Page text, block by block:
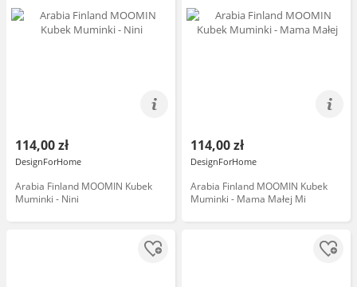
114,00 zł
DesignForHome
Arabia Finland MOOMIN Kubek
Muminki - Nini
114,00 zł
DesignForHome
Arabia Finland MOOMIN Kubek
Muminki - Mama Małej Mi